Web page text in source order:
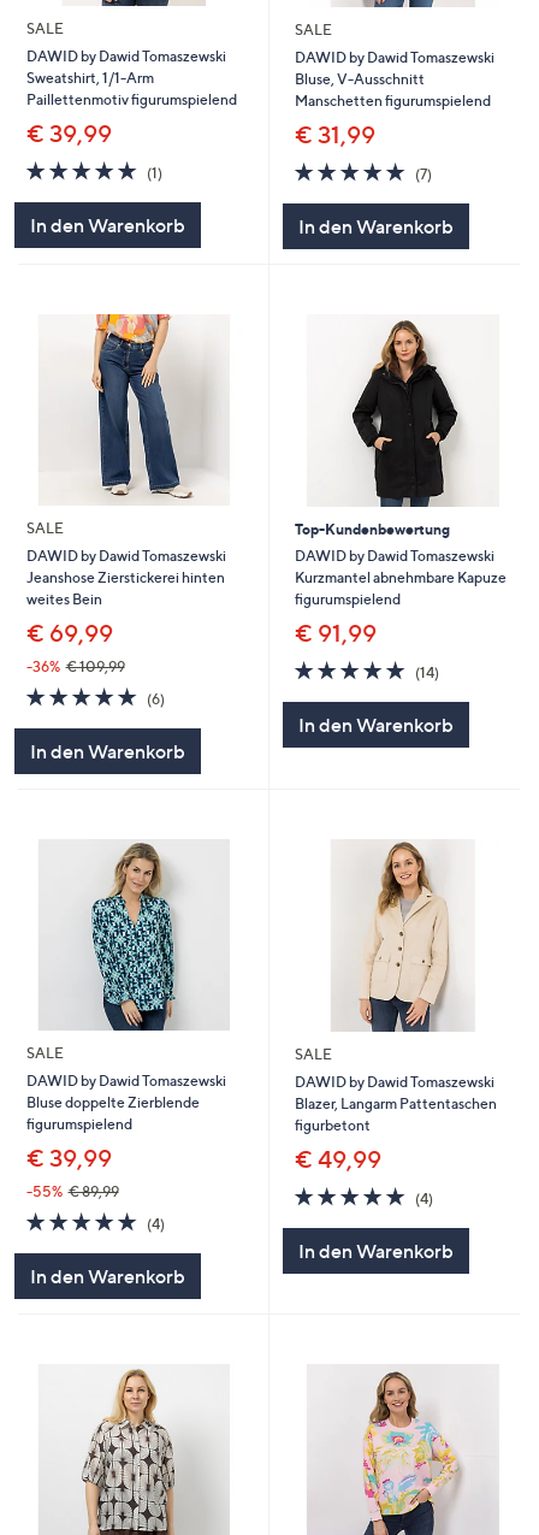
SALE
DAWID by Dawid Tomaszewski
Sweatshirt, 1/1-Arm
Paillettenmotiv figurumspielend
€ 39,99
5.0
von
(1)
In den Warenkorb
SALE
DAWID by Dawid Tomaszewski
Bluse, V-Ausschnitt
Manschetten figurumspielend
€ 31,99
5.0
von
5
(7)
In den Warenkorb
SALE
DAWID by Dawid Tomaszewski
Jeanshose Zierstickerei hinten
weites Bein
€ 69,99
-36% € 109,99
4.8
von
(6)
In den Warenkorb
Top-Kundenbewertung
DAWID by Dawid Tomaszewski
Kurzmantel abnehmbare Kapuze
figurumspielend
€ 91,99
4.8
von
5
(14)
In den Warenkorb
SALE
DAWID by Dawid Tomaszewski
Bluse doppelte Zierblende
figurumspielend
€ 39,99
-55% € 89,99
4.8
von
(4)
In den Warenkorb
SALE
DAWID by Dawid Tomaszewski
Blazer, Langarm Pattentaschen
figurbetont
€ 49,99
4.8
von
(4)
In den Warenkorb